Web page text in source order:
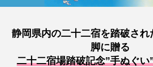
静岡県内の二十二宿を踏破され
脚に贈る
二十二宿場踏破記念”手ぬぐい